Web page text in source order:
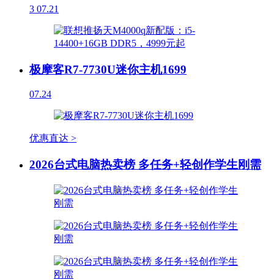
3 07.21
极摩客R7-7730U迷你主机1699
07.24
优惠直达 >
2026台式电脑热卖榜 多任务+轻创作学生刚需